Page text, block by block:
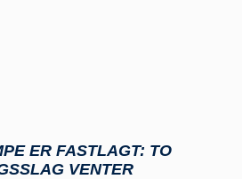
ER FASTLAGT: TO
VENTER